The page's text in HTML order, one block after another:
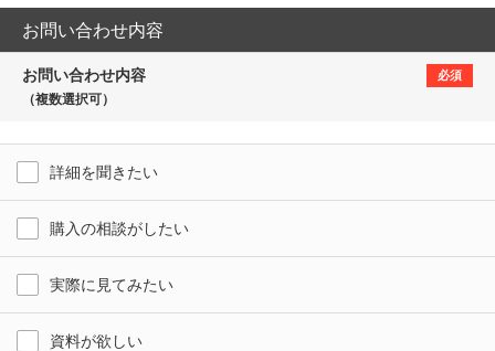
お問い合わせ内容
お問い合わせ内容
（複数選択可）
必須
詳細を聞きたい
購入の相談がしたい
実際に見てみたい
資料が欲しい